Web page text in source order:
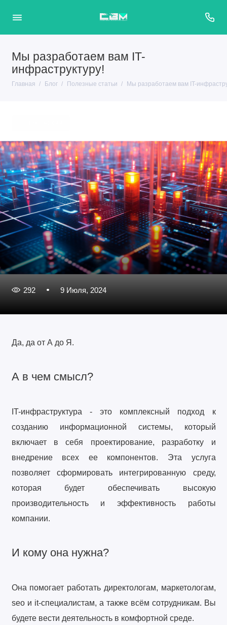
Мы разработаем вам IT-
инфраструктуру!
Главная Блог Полезные статьи Мы разработаем вам IT-
292 9 Июля, 2024
Да, да от А до Я.
А в чем смысл?
IT-инфраструктура - это комплексный подход к
созданию информационной системы, который
включает в себя проектирование, разработку и
внедрение всех ее компонентов. Эта услуга
позволяет сформировать интегрированную среду,
которая будет обеспечивать высокую
производительность и эффективность работы
компании.
И кому она нужна?
Она помогает работать директологам, маркетологам,
seo и it-специалистам, а также всём сотрудникам. Вы
будете вести деятельность в комфортной среде.